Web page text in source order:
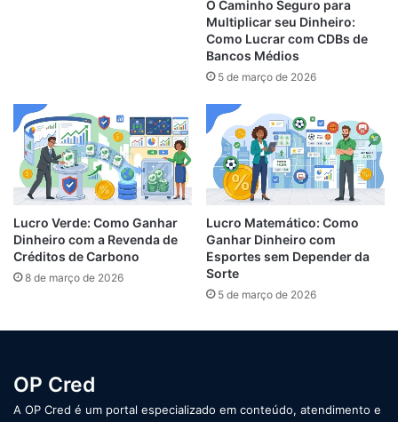
O Caminho Seguro para
Multiplicar seu Dinheiro:
Como Lucrar com CDBs de
Bancos Médios
5 de março de 2026
Lucro Verde: Como Ganhar
Dinheiro com a Revenda de
Créditos de Carbono
8 de março de 2026
Lucro Matemático: Como
Ganhar Dinheiro com
Esportes sem Depender da
Sorte
5 de março de 2026
OP Cred
A OP Cred é um portal especializado em conteúdo, atendimento e